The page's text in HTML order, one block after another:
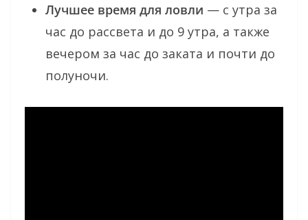
Лучшее время для ловли — с утра за
час до рассвета и до 9 утра, а также
вечером за час до заката и почти до
полуночи.